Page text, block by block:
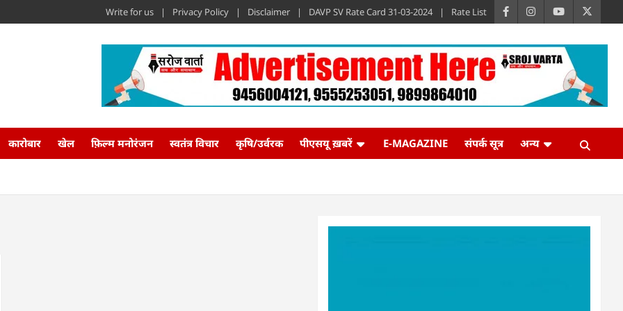
Write for us Privacy Policy Disclaimer DAVP SV Rate Card 31-03-2024 Rate List
कारोबार खेल फ़िल्म मनोरंजन स्वतंत्र विचार कृषि/उर्वरक पीएसयू ख़बरें E-MAGAZINE संपर्क सूत्र अन्य